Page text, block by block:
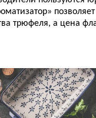
трюфеля, а цена